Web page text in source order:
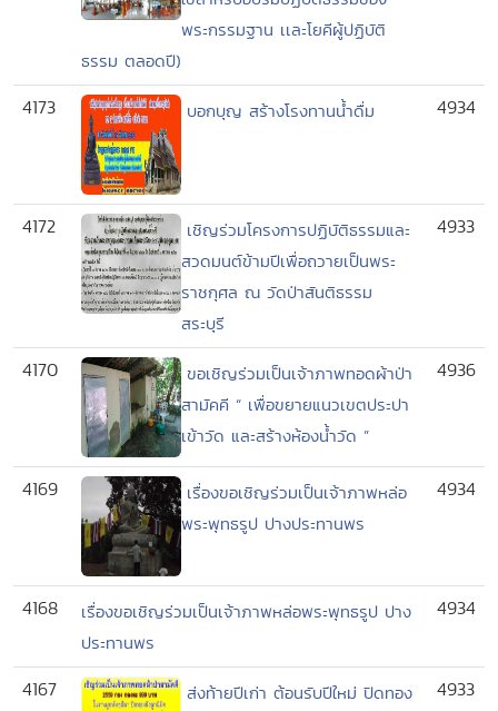
พระกรรมฐาน เเละโยคีผู้ปฏิบัติ
ธรรม ตลอดปี)
4173 บอกบุญ สร้างโรงทานน้ำดื่ม 4934
4172
เชิญร่วมโครงการปฏิบัติธรรมและ
สวดมนต์ข้ามปีเพื่อถวายเป็นพระ
ราชกุศล ณ วัดป่าสันติธรรม
สระบุรี
4933
4170
ขอเชิญร่วมเป็นเจ้าภาพทอดผ้าป่า
สามัคคี “ เพื่อขยายแนวเขตประปา
เข้าวัด และสร้างห้องน้ำวัด ”
4936
4169
เรื่องขอเชิญร่วมเป็นเจ้าภาพหล่อ
พระพุทธรูป ปางประทานพร
4934
4168
เรื่องขอเชิญร่วมเป็นเจ้าภาพหล่อพระพุทธรูป ปาง
ประทานพร
4934
4167
ส่งท้ายปีเก่า ต้อนรับปีใหม่ ปิดทอง
4933